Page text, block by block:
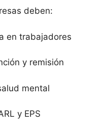
deben:
en trabajadores
y remisión
mental
y EPS